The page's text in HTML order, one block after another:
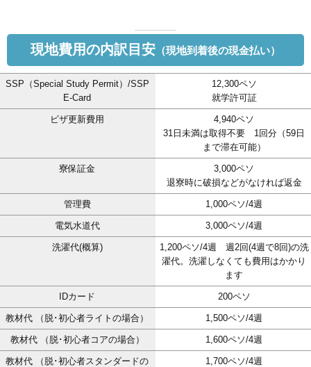
現地費用の内訳目安 （現地到着後の現金払い）
SSP（Special Study Permit）/SSP
E-Card
12,300ペソ
就学許可証
ビザ更新費用
4,940ペソ
31日未満は取得不要 1回分（59日
まで滞在可能）
寮保証金
3,000ペソ
退寮時に破損などがなければ返金
管理費 1,000ペソ/4週
電気水道代 3,000ペソ/4週
洗濯代(概算)
1,200ペソ/4週 週2回(4週で8回)の洗
濯代。洗濯しなくても費用はかかり
ます
IDカード 200ペソ
教材代 （脱･初心者ライトの場合） 1,500ペソ/4週
教材代 （脱･初心者コアの場合） 1,600ペソ/4週
教材代 （脱･初心者スタンダードの
1,700ペソ/4週